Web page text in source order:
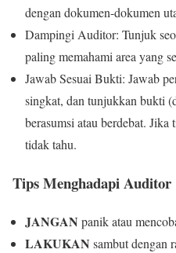
dengan dokumen-dokumen
Dampingi Auditor: Tunjuk
paling memahami area yang
Jawab Sesuai Bukti: Jawab
singkat, dan tunjukkan bukti
berasumsi atau berdebat.
tidak tahu.
Tips Menghadapi Auditor
JANGAN panik atau
LAKUKAN sambut dengan